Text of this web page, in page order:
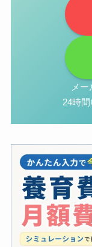
メー
24時間